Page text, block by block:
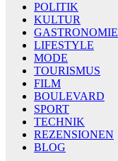
POLITIK
KULTUR
GASTRONOMIE
LIFESTYLE
MODE
TOURISMUS
FILM
BOULEVARD
SPORT
TECHNIK
REZENSIONEN
BLOG